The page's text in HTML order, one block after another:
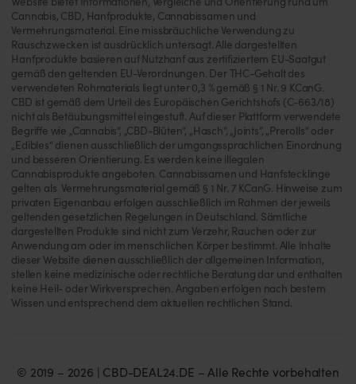
Cannabis, CBD, Hanfprodukte, Cannabissamen und
Vermehrungsmaterial. Eine missbräuchliche Verwendung zu
Rauschzwecken ist ausdrücklich untersagt. Alle dargestellten
Hanfprodukte basieren auf Nutzhanf aus zertifiziertem EU-Saatgut
gemäß den geltenden EU-Verordnungen. Der THC-Gehalt des
verwendeten Rohmaterials liegt unter 0,3 % gemäß § 1 Nr. 9 KCanG.
CBD ist gemäß dem Urteil des Europäischen Gerichtshofs (C-663/18)
nicht als Betäubungsmittel eingestuft. Auf dieser Plattform verwendete
Begriffe wie „Cannabis“, „CBD-Blüten“, „Hasch“, „Joints“, „Prerolls“ oder
„Edibles“ dienen ausschließlich der umgangssprachlichen Einordnung
und besseren Orientierung. Es werden keine illegalen
Cannabisprodukte angeboten. Cannabissamen und Hanfstecklinge
gelten als Vermehrungsmaterial gemäß § 1 Nr. 7 KCanG. Hinweise zum
privaten Eigenanbau erfolgen ausschließlich im Rahmen der jeweils
geltenden gesetzlichen Regelungen in Deutschland. Sämtliche
dargestellten Produkte sind nicht zum Verzehr, Rauchen oder zur
Anwendung am oder im menschlichen Körper bestimmt. Alle Inhalte
dieser Website dienen ausschließlich der allgemeinen Information,
stellen keine medizinische oder rechtliche Beratung dar und enthalten
keine Heil- oder Wirkversprechen. Angaben erfolgen nach bestem
Wissen und entsprechend dem aktuellen rechtlichen Stand.
© 2019 – 2026 | CBD-DEAL24.DE – Alle Rechte vorbehalten